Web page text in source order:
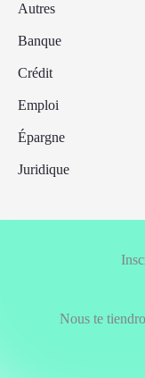
Autres
Banque
Crédit
Emploi
Épargne
Juridique
Nous te